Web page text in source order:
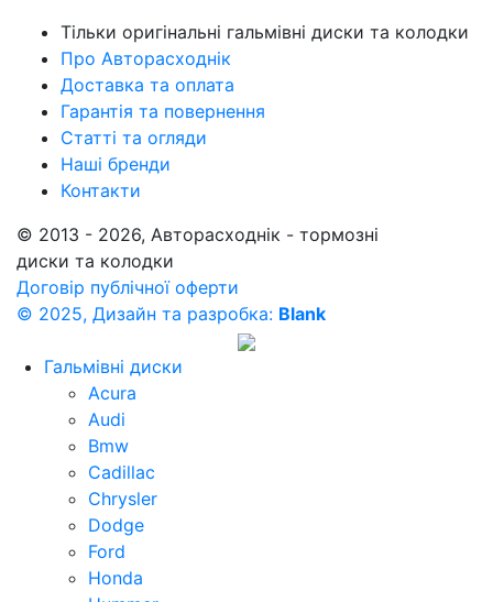
Тільки оригінальні гальмівні диски та колодки
Про Авторасходнік
Доставка та оплата
Гарантія та повернення
Статті та огляди
Наші бренди
Контакти
© 2013 - 2026, Авторасходнік - тормозні
диски та колодки
Договір публічної оферти
© 2025, Дизайн та разробка: Blank
Гальмівні диски
Acura
Audi
Bmw
Cadillac
Chrysler
Dodge
Ford
Honda